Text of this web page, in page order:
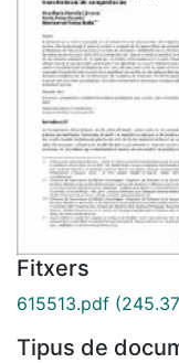
Fitxers
615513.pdf
Tipus de